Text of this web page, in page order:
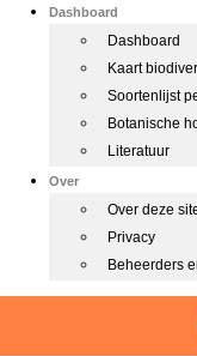
Dashboard
Dashboard
Kaart
Soortenlijst
Botanische
Literatuur
Over
Over deze
Privacy
Beheerders